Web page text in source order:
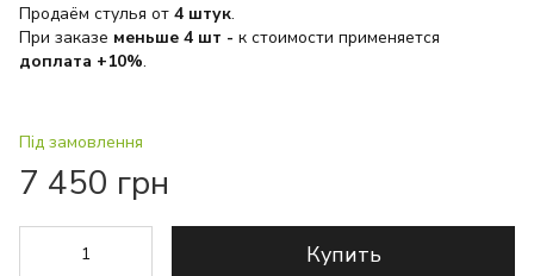
Продаём стулья от 4 штук.
При заказе меньше 4 шт - к стоимости применяется
доплата +10%.
Під замовлення
7 450 грн
Купить